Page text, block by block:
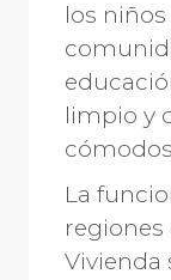
los
limpio y
La
Vivienda